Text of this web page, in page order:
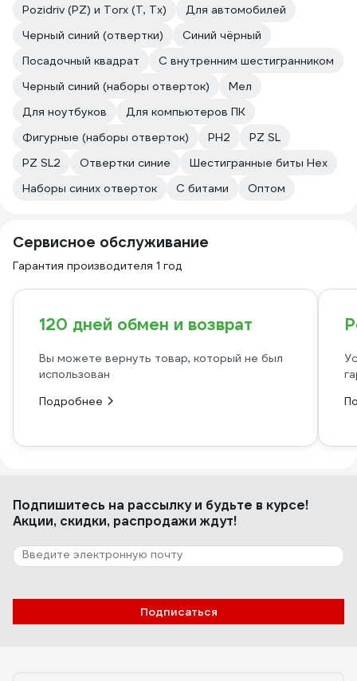
Pozidriv (PZ) и Torx (T, Tx)
Для автомобилей
Черный синий (отвертки)
Синий чёрный
Посадочный квадрат
С внутренним шестигранником
Черный синий (наборы отверток)
Мел
Для ноутбуков
Для компьютеров ПК
Фигурные (наборы отверток)
PH2
PZ SL
PZ SL2
Отвертки синие
Шестигранные биты Hex
Наборы синих отверток
С битами Оптом
Сервисное обслуживание
Гарантия производителя 1 год
120 дней обмен и возврат
Вы можете вернуть товар, который не был
использован
Подробнее
Подпишитесь на рассылкуи будьте в курсе!
Акции, скидки, распродажи ждут!
Подписаться